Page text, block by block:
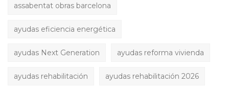
assabentat obras barcelona
ayudas eficiencia energética
ayudas Next Generation ayudas reforma vivienda
ayudas rehabilitación ayudas rehabilitación 2026